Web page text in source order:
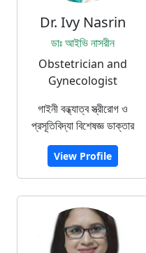
Dr. Ivy Nasrin
ডাঃ আইভি নাসরীন
Obstetrician and
Gynecologist
গাইনী বন্ধ্যাত্ব স্ত্রীরোগ ও
প্রসূতিবিদ্যা বিশেষজ্ঞ ডাক্তার
View Profile